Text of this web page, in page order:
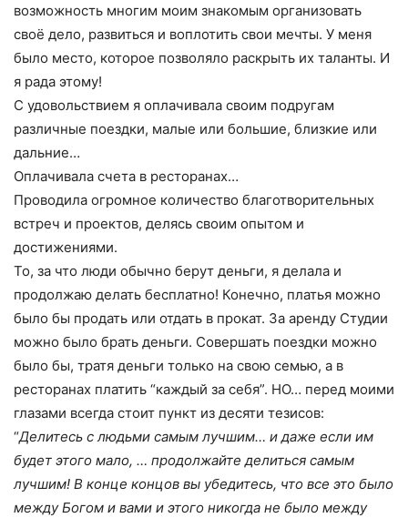
возможность многим моим знакомым организовать
своё дело, развиться и воплотить свои мечты. У меня
было место, которое позволяло раскрыть их таланты. И
я рада этому!
С удовольствием я оплачивала своим подругам
различные поездки, малые или большие, близкие или
дальние…
Оплачивала счета в ресторанах…
Проводила огромное количество благотворительных
встреч и проектов, делясь своим опытом и
достижениями.
То, за что люди обычно берут деньги, я делала и
продолжаю делать бесплатно! Конечно, платья можно
было бы продать или отдать в прокат. За аренду Студии
можно было брать деньги. Совершать поездки можно
было бы, тратя деньги только на свою семью, а в
ресторанах платить “каждый за себя”. НО… перед моими
глазами всегда стоит пункт из десяти тезисов:
“Делитесь с людьми самым лучшим… и даже если им
будет этого мало, … продолжайте делиться самым
лучшим! В конце концов вы убедитесь, что все это было
между Богом и вами и этого никогда не было между